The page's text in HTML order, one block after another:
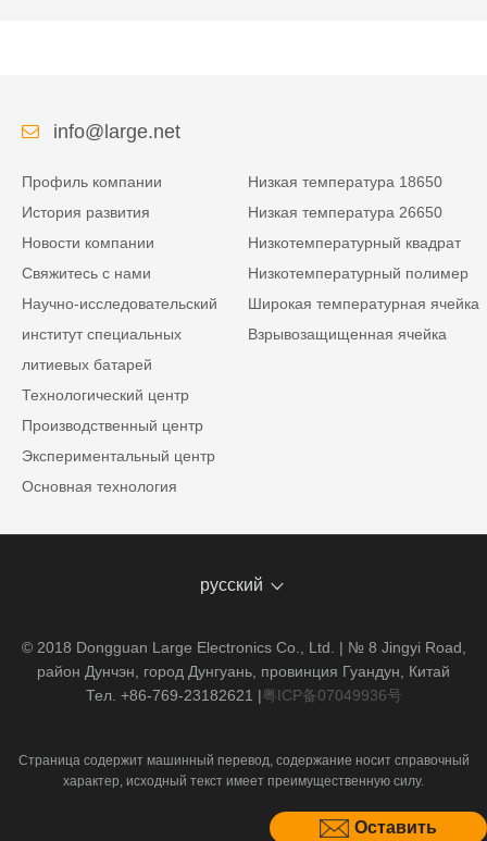
Оставить
info@large.net
Профиль компании
История развития
Новости компании
Свяжитесь с нами
Научно-исследовательский
институт специальных
литиевых батарей
Технологический центр
Производственный центр
Экспериментальный центр
Основная технология
Низкая температура 18650
Низкая температура 26650
Низкотемпературный квадрат
Низкотемпературный полимер
Широкая температурная ячейка
Взрывозащищенная ячейка
русский
© 2018 Dongguan Large Electronics Co., Ltd. | № 8 Jingyi Road,
район Дунчэн, город Дунгуань, провинция Гуандун, Китай
Тел. +86-769-23182621 |粤ICP备07049936号
Страница содержит машинный перевод, содержание носит справочный
характер, исходный текст имеет преимущественную силу.